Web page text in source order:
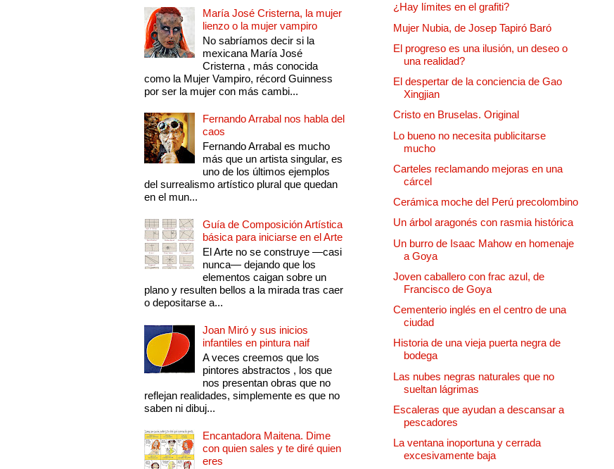
María José Cristerna, la mujer
lienzo o la mujer vampiro
No sabríamos decir si la
mexicana María José
Cristerna , más conocida
como la Mujer Vampiro, récord Guinness
por ser la mujer con más cambi...
Fernando Arrabal nos habla del
caos
Fernando Arrabal es mucho
más que un artista singular, es
uno de los últimos ejemplos
del surrealismo artístico plural que quedan
en el mun...
Guía de Composición Artística
básica para iniciarse en el Arte
El Arte no se construye —casi
nunca— dejando que los
elementos caigan sobre un
plano y resulten bellos a la mirada tras caer
o depositarse a...
Joan Miró y sus inicios
infantiles en pintura naif
A veces creemos que los
pintores abstractos , los que
nos presentan obras que no
reflejan realidades, simplemente es que no
saben ni dibuj...
Encantadora Maitena. Dime
con quien sales y te diré quien
eres
¿Hay límites en el grafiti?
Mujer Nubia, de Josep Tapiró Baró
El progreso es una ilusión, un deseo o
una realidad?
El despertar de la conciencia de Gao
Xingjian
Cristo en Bruselas. Original
Lo bueno no necesita publicitarse
mucho
Carteles reclamando mejoras en una
cárcel
Cerámica moche del Perú precolombino
Un árbol aragonés con rasmia histórica
Un burro de Isaac Mahow en homenaje
a Goya
Joven caballero con frac azul, de
Francisco de Goya
Cementerio inglés en el centro de una
ciudad
Historia de una vieja puerta negra de
bodega
Las nubes negras naturales que no
sueltan lágrimas
Escaleras que ayudan a descansar a
pescadores
La ventana inoportuna y cerrada
excesivamente baja